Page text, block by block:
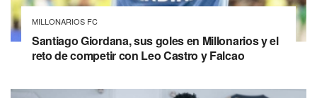
MILLONARIOS FC
Santiago Giordana, sus goles en Millonarios y el
reto de competir con Leo Castro y Falcao